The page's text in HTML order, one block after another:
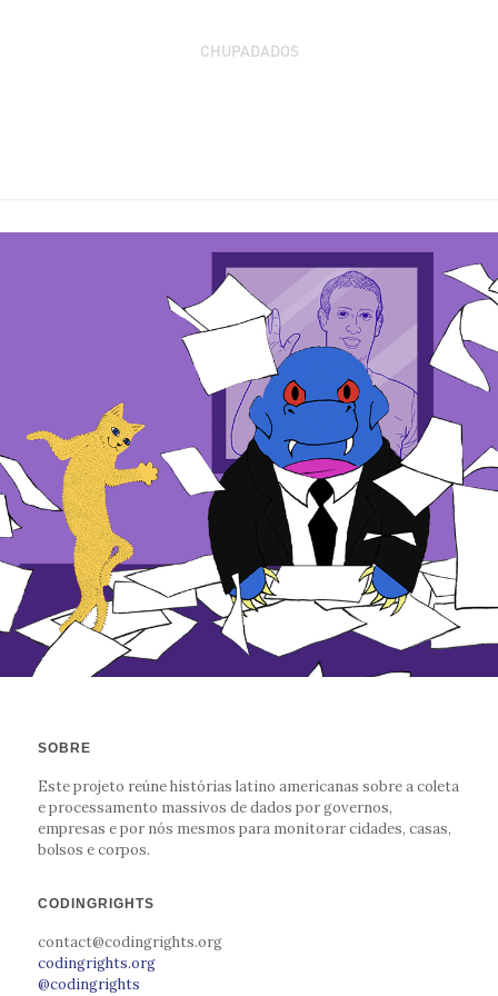
CHUPADADOS
SOBRE
Este projeto reúne histórias latino americanas sobre a coleta
e processamento massivos de dados por governos,
empresas e por nós mesmos para monitorar cidades, casas,
bolsos e corpos.
CODINGRIGHTS
contact@codingrights.org
codingrights.org
@codingrights